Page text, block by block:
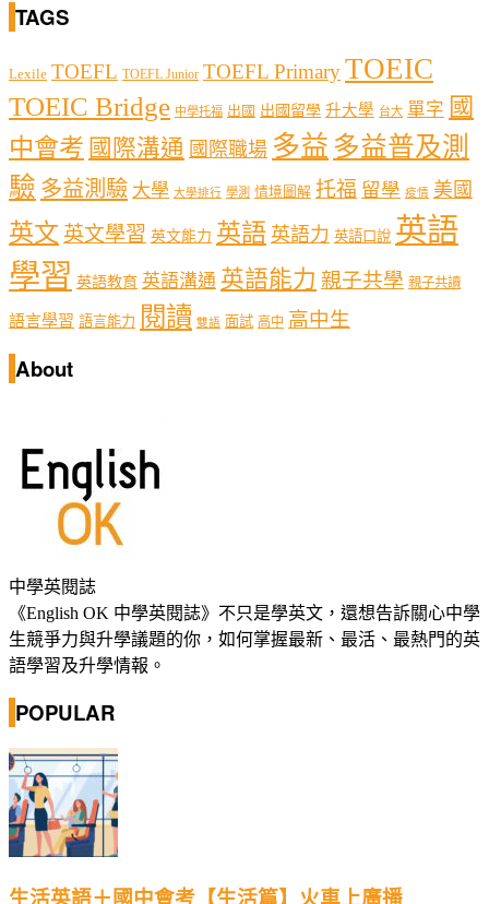
TAGS
Lexile TOEFL TOEFL Junior TOEFL PrimaryTOEIC
TOEIC Bridge 中學托福 出國 出國留學 升大學 台大 單字 國
中會考 國際溝通 國際職場 多益 多益普及測
驗 多益測驗 大學 大學排行 學測 情境圖解 托福 留學 疫情 美國
英文 英文學習 英文能力 英語 英語力 英語口說 英語
學習 英語教育 英語溝通 英語能力 親子共學 親子共讀
語言學習 語言能力 閱讀 雙語 面試 高中 高中生
About
中學英閱誌
《English OK 中學英閱誌》不只是學英文，還想告訴關心中學
生競爭力與升學議題的你，如何掌握最新、最活、最熱門的英
語學習及升學情報。
POPULAR
生活英語＋國中會考【生活篇】火車上廣播